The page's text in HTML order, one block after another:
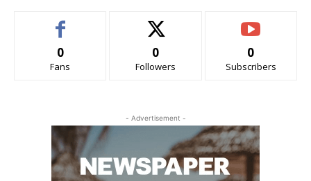
0
Fans
0
Followers
0
Subscribers
- Advertisement -